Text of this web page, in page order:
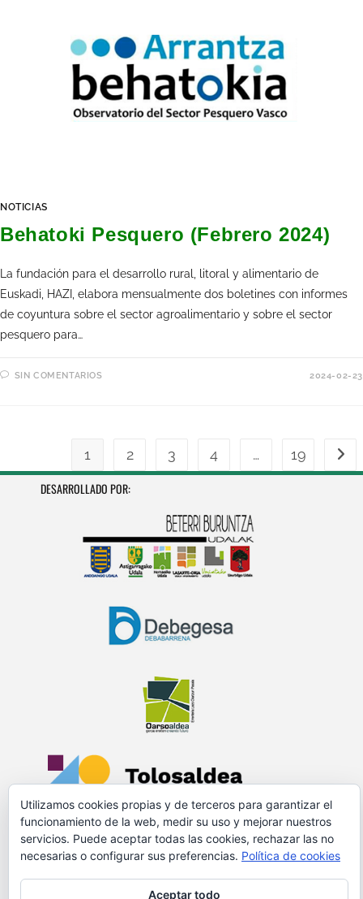
NOTICIAS
Behatoki Pesquero (Febrero 2024)
La fundación para el desarrollo rural, litoral y alimentario de
Euskadi, HAZI, elabora mensualmente dos boletines con informes
de coyuntura sobre el sector agroalimentario y sobre el sector
pesquero para…
SIN COMENTARIOS 2024-02-23
1 2 3 4 …
19
DESARROLLADO POR:
PROMOVIDO Y FINANCIADO POR:
Utilizamos cookies propias y de terceros para garantizar el
funcionamiento de la web, medir su uso y mejorar nuestros
servicios. Puede aceptar todas las cookies, rechazar las no
necesarias o configurar sus preferencias. Política de cookies
Aceptar todo